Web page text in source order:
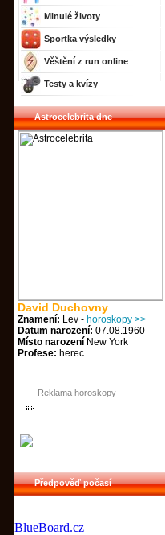
Minulé životy
Sportka výsledky
Věštění z run online
Testy a kvízy
Astrocelebrita dne
David Duchovny
Znamení: Lev - horoskopy >>
Datum narození: 07.08.1960
Místo narození New York
Profese: herec
Reklama horoskopy
Předpověď počasí
BlueBoard.cz